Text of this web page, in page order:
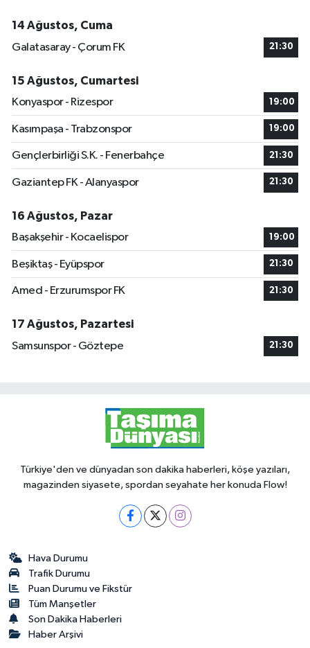
14 Ağustos, Cuma
Galatasaray - Çorum FK
21:30
15 Ağustos, Cumartesi
Konyaspor - Rizespor
19:00
Kasımpaşa - Trabzonspor 19:00
Gençlerbirliği S.K. - Fenerbahçe 21:30
Gaziantep FK - Alanyaspor 21:30
16 Ağustos, Pazar
Başakşehir - Kocaelispor
19:00
Beşiktaş - Eyüpspor 21:30
Amed - Erzurumspor FK 21:30
17 Ağustos, Pazartesi
Samsunspor - Göztepe
21:30
Türkiye'den ve dünyadan son dakika haberleri, köşe yazıları,
magazinden siyasete, spordan seyahate her konuda Flow!
Hava Durumu
Trafik Durumu
Puan Durumu ve Fikstür
Tüm Manşetler
Son Dakika Haberleri
Haber Arşivi